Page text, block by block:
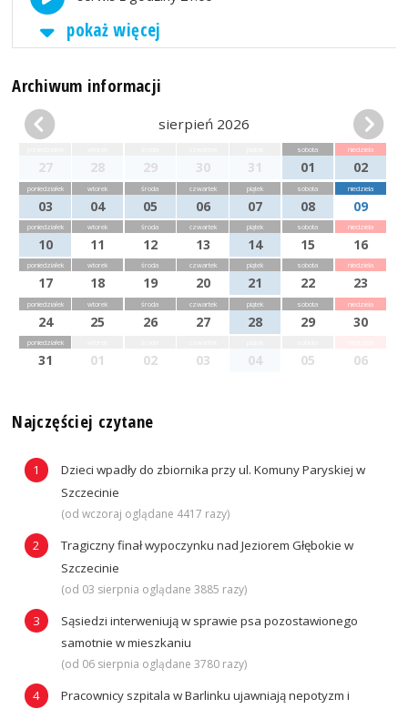
pokaż więcej
Archiwum informacji
sierpień 2026
27 28 29 30 31
sobota
01
niedziela
02
poniedziałek
03
wtorek
04
środa
05
czwartek
06
piątek
07
sobota
08
niedziela
09
poniedziałek
10
wtorek
11
środa
12
czwartek
13
piątek
14
sobota
15
niedziela
16
poniedziałek
17
wtorek
18
środa
19
czwartek
20
piątek
21
sobota
22
niedziela
23
poniedziałek
24
wtorek
25
środa
26
czwartek
27
piątek
28
sobota
29
niedziela
30
poniedziałek
31 01 02 03 04 05 06
Najczęściej czytane
Dzieci wpadły do zbiornika przy ul. Komuny Paryskiej w
Szczecinie
(od wczoraj oglądane 4417 razy)
Tragiczny finał wypoczynku nad Jeziorem Głębokie w
Szczecinie
(od 03 sierpnia oglądane 3885 razy)
Sąsiedzi interweniują w sprawie psa pozostawionego
samotnie w mieszkaniu
(od 06 sierpnia oglądane 3780 razy)
Pracownicy szpitala w Barlinku ujawniają nepotyzm i